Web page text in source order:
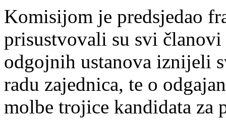
Komisijom je predsjedao
prisustvovali su svi
odgojnih ustanova iznijeli
radu zajednica, te o
molbe trojice kandidata za